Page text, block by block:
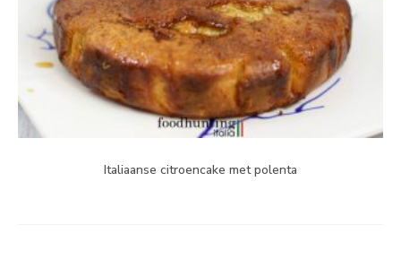
Italiaanse citroencake met polenta